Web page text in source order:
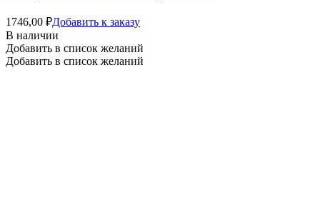
1746,00 ₽Добавить к заказу
В наличии
Добавить в список желаний
Добавить в список желаний